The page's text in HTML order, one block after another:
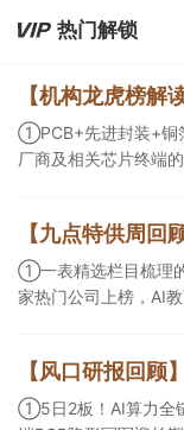
第三方算力租赁企业更
热门解锁
①PCB+先进封装+铜
厂商及相关芯片终端
等方面具有丰富经验
产的合规资质，这家
①一表精选栏目梳理
家热门公司上榜，AI教育人
角前瞻产业供需情况
①5日2板！AI算力全